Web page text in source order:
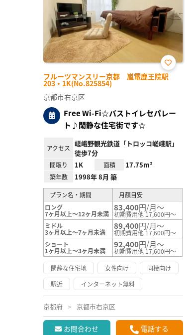
フルーツマンスリー京都 嵐電鹿王院駅
203・1K(No.825854)
お気
に入
京都市右京区
Free Wi-Fi☆バストイレセパレー
ト♪閑静な住宅街です☆
アクセス
嵯峨野観光鉄道「トロッコ嵯峨駅」
徒歩7分
間取り 1K 面積 17.75m²
築年数 1998年 8月 築
プラン名・期間
月額目安
ロング
7ヶ月以上～12ヶ月未満
83,400円/月～
初期費用他 17,600円～
ミドル
3ヶ月以上～7ヶ月未満
89,400円/月～
初期費用他 17,600円～
ショート
1ヶ月以上～3ヶ月未満
92,400円/月～
初期費用他 17,600円～
閑静な住宅地
女性向け
同棲向け
駅近
インターネット無料
京都府 京都市右京区
お問合わせ 電話する